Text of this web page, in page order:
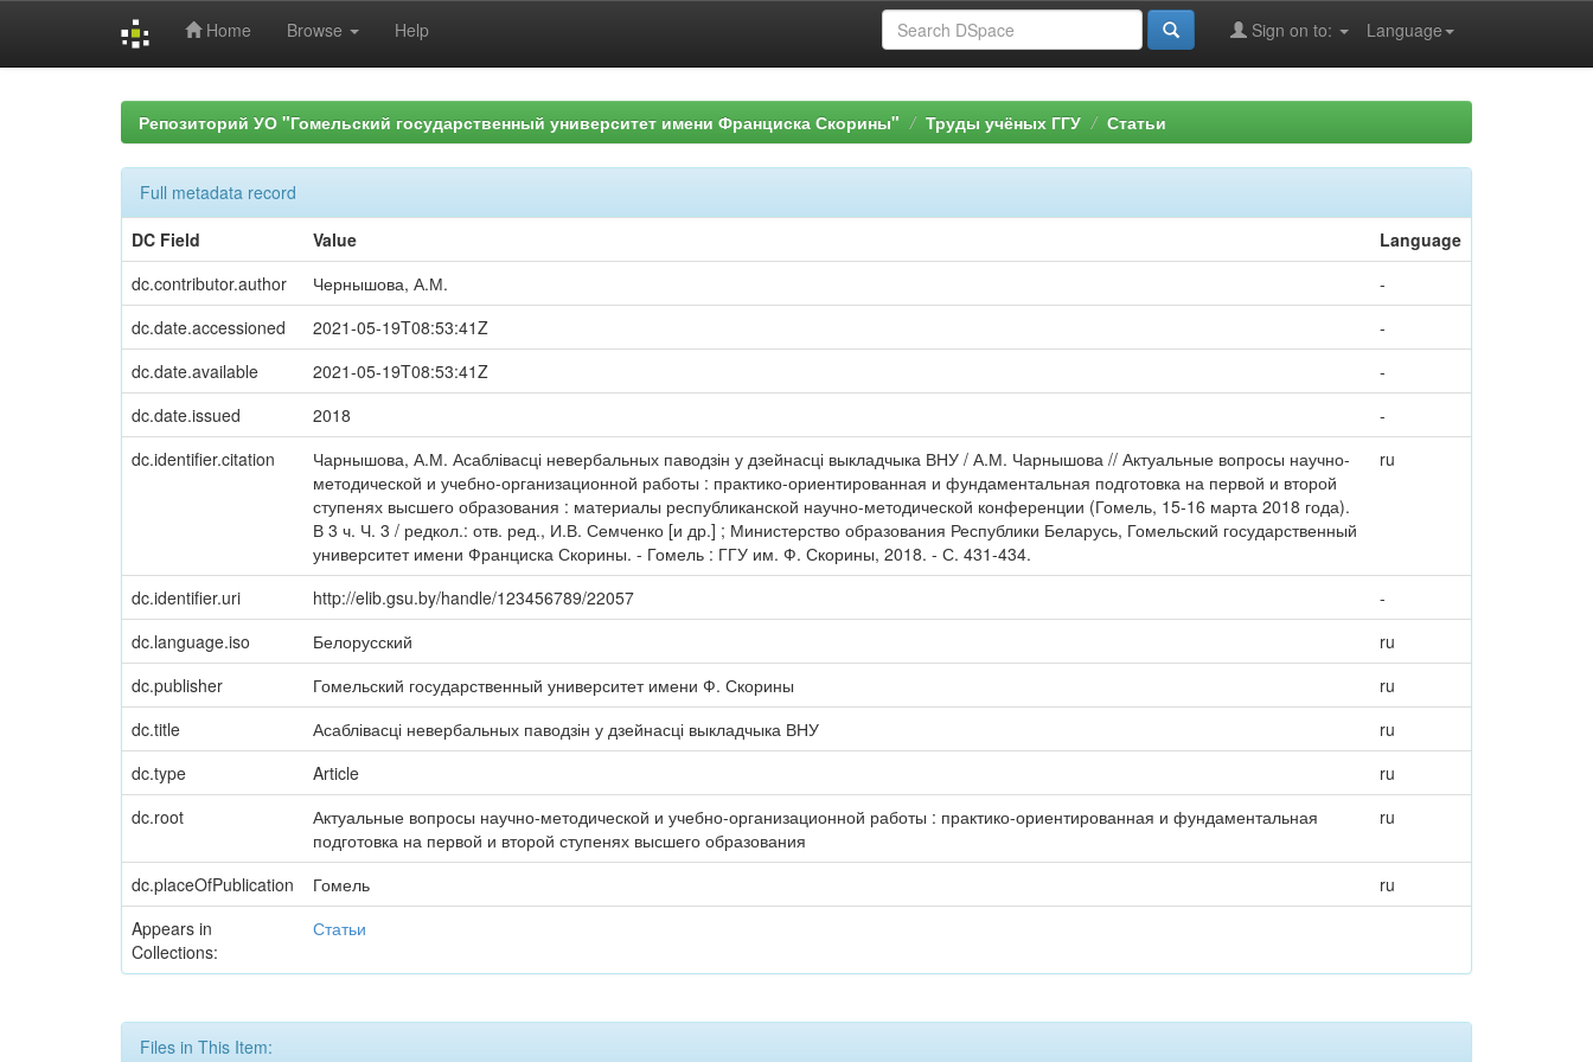
Home Browse Help Language
Sign on to:
Репозиторий УО "Гомельский государственный университет имени Франциска Скорины" Труды учёных ГГУ Статьи
Full metadata record
DC Field
Value
Language
dc.contributor.author
Чернышова, А.М.
-
dc.date.accessioned
2021-05-19T08:53:41Z
-
dc.date.available
2021-05-19T08:53:41Z
-
dc.date.issued
2018
-
dc.identifier.citation
Чарнышова, А.М. Асаблівасці невербальных паводзін у дзейнасці выкладчыка ВНУ / А.М. Чарнышова // Актуальные вопросы научно-
методической и учебно-организационной работы : практико-ориентированная и фундаментальная подготовка на первой и второй
ступенях высшего образования : материалы республиканской научно-методической конференции (Гомель, 15-16 марта 2018 года).
В 3 ч. Ч. 3 / редкол.: отв. ред., И.В. Семченко [и др.] ; Министерство образования Республики Беларусь, Гомельский государственный
университет имени Франциска Скорины. - Гомель : ГГУ им. Ф. Скорины, 2018. - С. 431-434.
ru
dc.identifier.uri http://elib.gsu.by/handle/123456789/22057
-
dc.language.iso
Белорусский
ru
dc.publisher
Гомельский государственный университет имени Ф. Скорины
ru
dc.title
Асаблівасці невербальных паводзін у дзейнасці выкладчыка ВНУ
ru
dc.type
Article
ru
dc.root
Актуальные вопросы научно-методической и учебно-организационной работы : практико-ориентированная и фундаментальная
подготовка на первой и второй ступенях высшего образования
ru
dc.placeOfPublication Гомель
ru
Appears in
Collections:
Статьи
Files in This Item: